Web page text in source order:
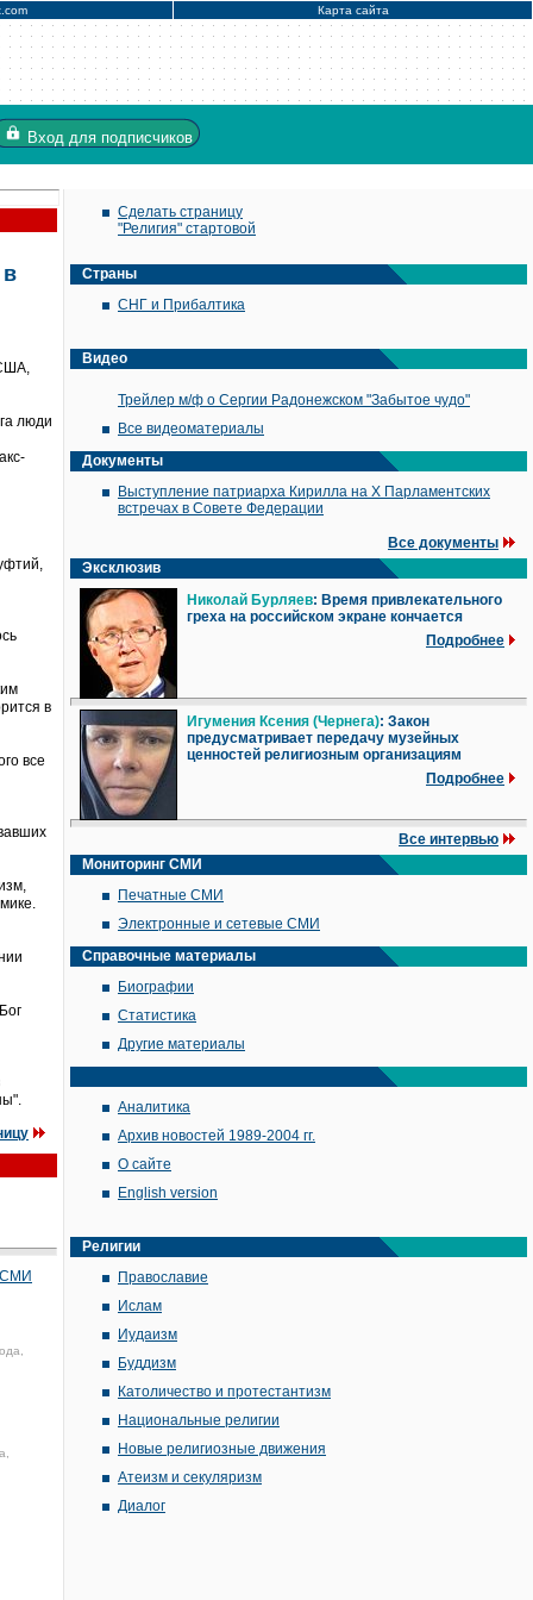
Карта сайта
Вход для подписчиков
люди
в
все
СМИ
Сделать страницу
"Религия" стартовой
Страны
СНГ и Прибалтика
Видео
Трейлер м/ф о Сергии Радонежском "Забытое чудо"
Все видеоматериалы
Документы
Выступление патриарха Кирилла на X Парламентских
встречах в Совете Федерации
Все документы
Эксклюзив
Николай Бурляев: Время привлекательного
греха на российском экране кончается
Подробнее
Игумения Ксения (Чернега): Закон
предусматривает передачу музейных
ценностей религиозным организациям
Подробнее
Все интервью
Мониторинг СМИ
Печатные СМИ
Электронные и сетевые СМИ
Справочные материалы
Биографии
Статистика
Другие материалы
Аналитика
Архив новостей 1989-2004 гг.
О сайте
English version
Религии
Православие
Ислам
Иудаизм
Буддизм
Католичество и протестантизм
Национальные религии
Новые религиозные движения
Атеизм и секуляризм
Диалог